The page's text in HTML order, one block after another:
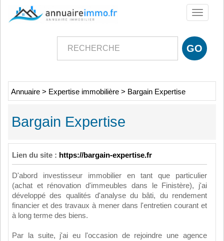
Toggle
Annuaire > Expertise immobilière > Bargain Expertise
Bargain Expertise
Lien du site : https://bargain-expertise.fr
D'abord investisseur immobilier en tant que particulier
(achat et rénovation d'immeubles dans le Finistère), j'ai
développé des qualités d'analyse du bâti, du rendement
financier et des travaux à mener dans l'entretien courant et
à long terme des biens.
Par la suite, j'ai eu l'occasion de rejoindre une agence